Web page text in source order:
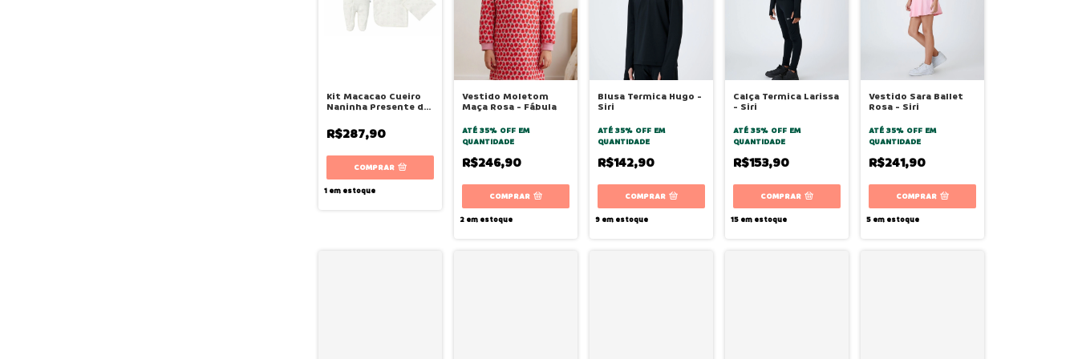
Kit Macacao Cueiro
Naninha Presente de
R$287,90
COMPRAR
1em estoque
Vestido Moletom
Maça Rosa - Fábula
ATÉ 35% OFF EM
QUANTIDADE
R$246,90
COMPRAR
2em estoque
Blusa Termica Hugo -
Siri
ATÉ 35% OFF EM
QUANTIDADE
R$142,90
COMPRAR
9em estoque
Calça Termica Larissa
- Siri
ATÉ 35% OFF EM
QUANTIDADE
R$153,90
COMPRAR
15em estoque
Vestido Sara Ballet
Rosa - Siri
ATÉ 35% OFF EM
QUANTIDADE
R$241,90
COMPRAR
5em estoque